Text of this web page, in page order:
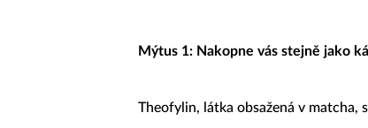
Mýtus 1: Nakopne vás stejně jako
Theofylin, látka obsažená v matcha,